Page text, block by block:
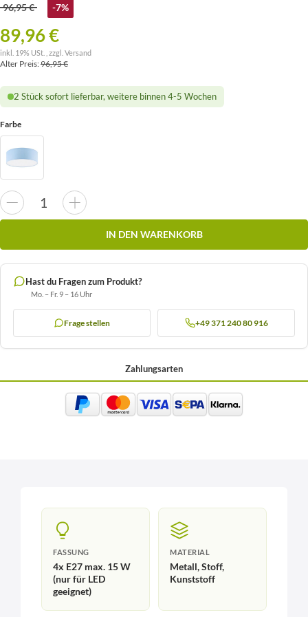
96,95 € -7%
89,96 €
inkl. 19% USt. , zzgl. Versand
Alter Preis:96,95 €
2 Stück sofort lieferbar, weitere binnen 4-5 Wochen
Farbe
IN DEN WARENKORB
Hast du Fragen zum Produkt?
Mo. – Fr. 9 – 16 Uhr
Frage stellen +49 371 240 80 916
Zahlungsarten
FASSUNG
4x E27 max. 15 W
(nur für LED
geeignet)
MATERIAL
Metall, Stoff,
Kunststoff